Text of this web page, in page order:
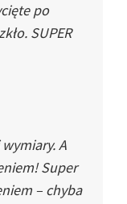
po
SUPER
A
Super
– chyba